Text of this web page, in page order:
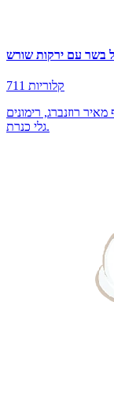
בשר עם ירקות שורש
711 קלוריות
רוזנברג, רימונים
גלי כנרת.